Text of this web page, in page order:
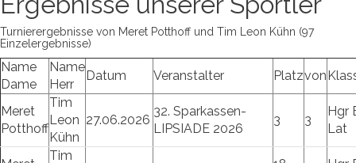
Turnierergebnisse von Meret Potthoff und Tim Leon Kühn (97
Einzelergebnisse)
Name
Dame
Name
Herr
Datum Veranstalter Platzvon
Meret
Potthoff
Tim
Leon
Kühn
27.06.2026
32. Sparkassen-
LIPSIADE 2026
3 3
Hgr
Lat
Tim